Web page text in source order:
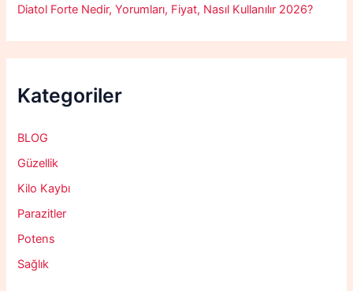
Diatol Forte Nedir, Yorumları, Fiyat, Nasıl Kullanılır 2026?
Kategoriler
BLOG
Güzellik
Kilo Kaybı
Parazitler
Potens
Sağlık